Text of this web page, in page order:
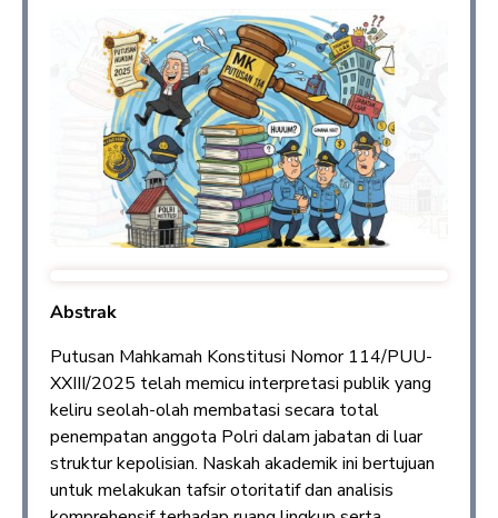
Abstrak
Putusan Mahkamah Konstitusi Nomor 114/PUU-
XXIII/2025 telah memicu interpretasi publik yang
keliru seolah-olah membatasi secara total
penempatan anggota Polri dalam jabatan di luar
struktur kepolisian. Naskah akademik ini bertujuan
untuk melakukan tafsir otoritatif dan analisis